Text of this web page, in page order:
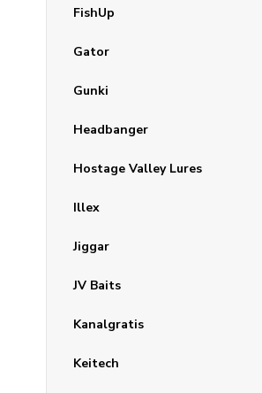
FishUp
Gator
Gunki
Headbanger
Hostage Valley Lures
Illex
Jiggar
JV Baits
Kanalgratis
Keitech